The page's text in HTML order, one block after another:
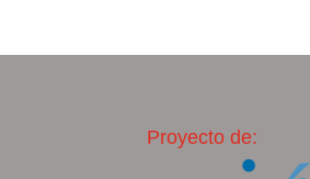
Proyecto de: